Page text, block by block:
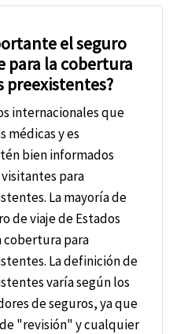
el seguro
para la cobertura
preexistentes?
internacionales que
médicas y es
bien informados
para
La mayoría de
de viaje de Estados
cobertura para
La definición de
varía según los
de seguros, ya que
"revisión" y cualquier